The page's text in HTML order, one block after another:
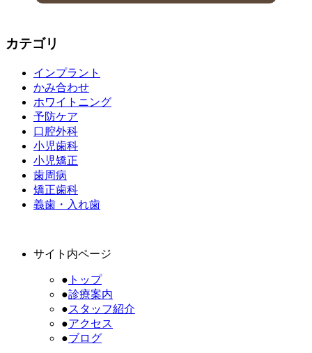
カテゴリ
インプラント
かみ合わせ
ホワイトニング
予防ケア
口腔外科
小児歯科
小児矯正
歯周病
矯正歯科
義歯・入れ歯
サイト内ページ
● トップ
●診療案内
●スタッフ紹介
●アクセス
●ブログ